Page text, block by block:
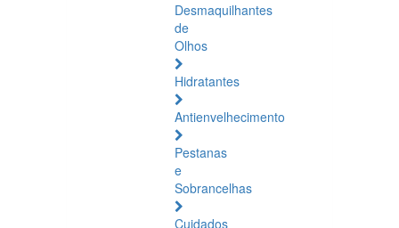
Desmaquilhantes
de
Olhos
Hidratantes
Antienvelhecimento
Pestanas
e
Sobrancelhas
Cuidados